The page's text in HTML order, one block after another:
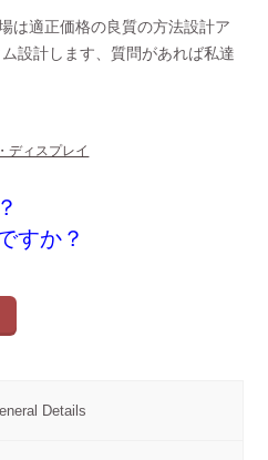
は適正価格の良質の方法設計ア
設計します、質問があれば私達
ディスプレイ
すか？
Details